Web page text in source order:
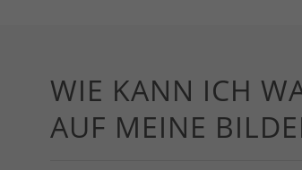
WIE KANN ICH
AUF MEINE